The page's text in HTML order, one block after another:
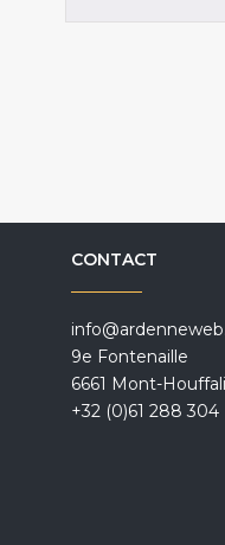
CONTACT
9e Fontenaille
6661 Mont-
+32 (0)61 288 304